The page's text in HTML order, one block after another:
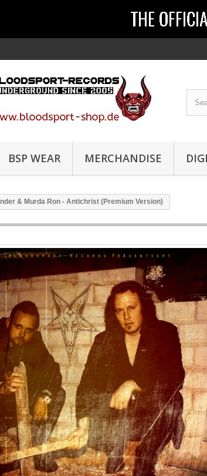
BSP WEAR MERCHANDISE
& Murda Ron - Antichrist (Premium Version)